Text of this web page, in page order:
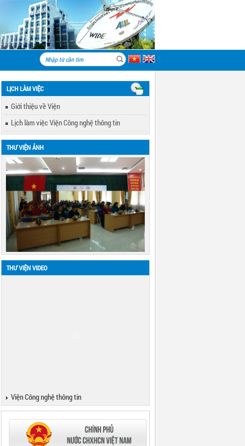
LỊCH LÀM VIỆC
Giới thiệu về Viện
Lịch làm việc Viện Công nghệ thông tin
THƯ VIỆN ẢNH
THƯ VIỆN VIDEO
Viện Công nghệ thông tin